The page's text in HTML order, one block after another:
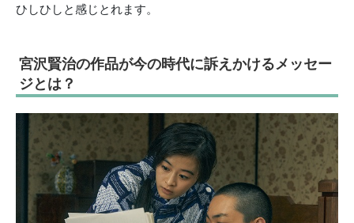
ひしひしと感じとれます。
宮沢賢治の作品が今の時代に訴えかけるメッセー
ジとは？